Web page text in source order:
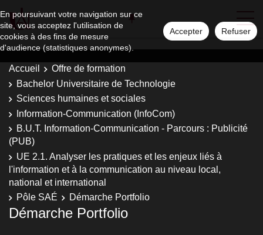
En poursuivant votre navigation sur ce
site, vous acceptez l'utilisation de
cookies à des fins de mesure
d'audience (statistiques anonymes).
Accepter Refuser
Accueil
Offre de formation
Bachelor Universitaire de Technologie
Sciences humaines et sociales
Information-Communication (InfoCom)
B.U.T. Information-Communication - Parcours : Publicité
(PUB)
UE 2.1. Analyser les pratiques et les enjeux liés à
l'information et à la communication au niveau local,
national et international
Pôle SAÉ
Démarche Portfolio
Démarche Portfolio